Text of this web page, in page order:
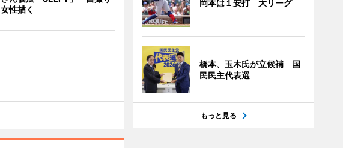
女性描く
岡本は１安打 大リーグ
橋本、玉木氏が立候補 国
民民主代表選
もっと見る